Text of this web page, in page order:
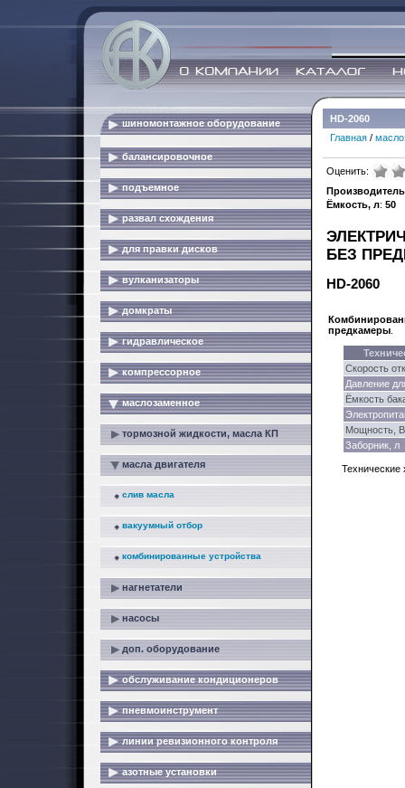
шиномонтажное оборудование
балансировочное
подъемное
развал схождения
для правки дисков
вулканизаторы
домкраты
гидравлическое
компрессорное
маслозаменное
тормозной жидкости, масла КП
масла двигателя
слив масла
вакуумный отбор
комбинированные устройства
нагнетатели
насосы
доп. оборудование
обслуживание кондиционеров
пневмоинструмент
линии ревизионного контроля
азотные установки
HD-2060
Главная /
Оценить:
Производитель
Ёмкость, л: 50
БЕЗ
HD-2060
предкамеры
Скорость
Давление
Ёмкость
Мощность,
Заборник, л
Технические